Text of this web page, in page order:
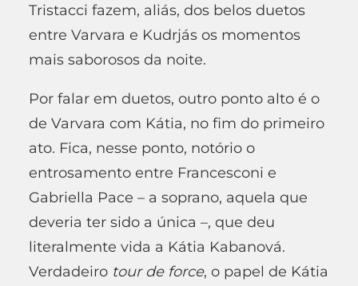
Tristacci fazem, aliás, dos belos duetos
entre Varvara e Kudrjás os momentos
mais saborosos da noite.
Por falar em duetos, outro ponto alto é o
de Varvara com Kátia, no fim do primeiro
ato. Fica, nesse ponto, notório o
entrosamento entre Francesconi e
Gabriella Pace – a soprano, aquela que
deveria ter sido a única –, que deu
literalmente vida a Kátia Kabanová.
Verdadeiro tour de force, o papel de Kátia